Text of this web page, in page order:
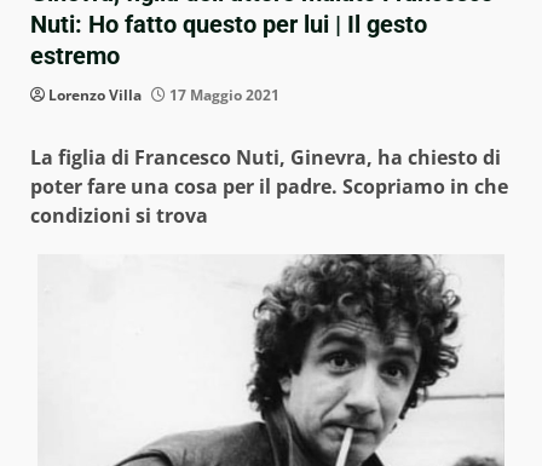
Nuti: Ho fatto questo per lui | Il gesto
estremo
Lorenzo Villa 17 Maggio 2021
La figlia di Francesco Nuti, Ginevra, ha chiesto di
poter fare una cosa per il padre. Scopriamo in che
condizioni si trova